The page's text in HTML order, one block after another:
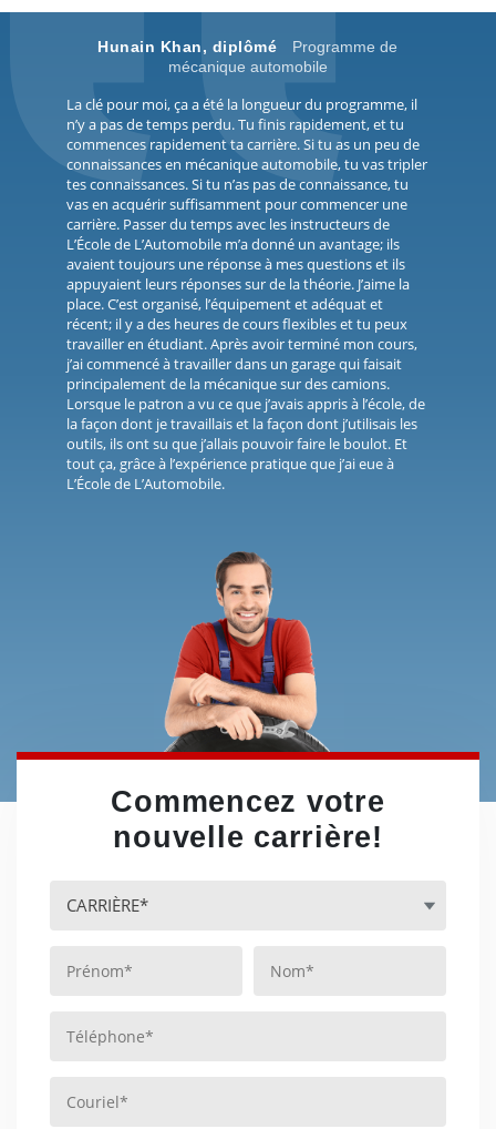
Hunain Khan, diplômé
Programme de
mécanique automobile
La clé pour moi, ça a été la longueur du programme, il
n’y a pas de temps perdu. Tu finis rapidement, et tu
commences rapidement ta carrière. Si tu as un peu de
connaissances en mécanique automobile, tu vas tripler
tes connaissances. Si tu n’as pas de connaissance, tu
vas en acquérir suffisamment pour commencer une
carrière. Passer du temps avec les instructeurs de
L’École de L’Automobile m’a donné un avantage; ils
avaient toujours une réponse à mes questions et ils
appuyaient leurs réponses sur de la théorie. J’aime la
place. C’est organisé, l’équipement et adéquat et
récent; il y a des heures de cours flexibles et tu peux
travailler en étudiant. Après avoir terminé mon cours,
j’ai commencé à travailler dans un garage qui faisait
principalement de la mécanique sur des camions.
Lorsque le patron a vu ce que j’avais appris à l’école, de
la façon dont je travaillais et la façon dont j’utilisais les
outils, ils ont su que j’allais pouvoir faire le boulot. Et
tout ça, grâce à l’expérience pratique que j’ai eue à
L’École de L’Automobile.
Commencez votre
nouvelle carrière!